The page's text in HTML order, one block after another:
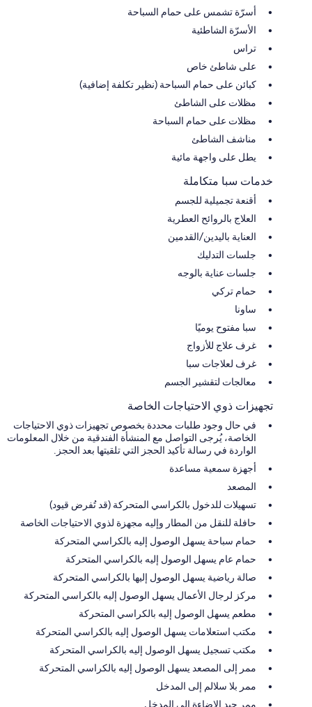
أسرّة تشمس على حمام السباحة
الأسرّة الشاطئية
تراس
على شاطئ خاص
كبائن على حمام السباحة (نظير تكلفة إضافية)
مظلات على الشاطئ
مظلات على حمام السباحة
مناشف الشاطئ
يطل على واجهة مائية
خدمات سبا متكاملة
أقنعة تجميلية للجسم
العلاج بالروائح العطرية
العناية باليدين/القدمين
جلسات التدليك
جلسات عناية بالوجه
حمام تركي
ساونا
سبا مفتوح يوميًا
غرف علاج للأزواج
غرف لعلاجات سبا
معالجات لتقشير الجسم
تجهيزات ذوي الاحتياجات الخاصة
في حال وجود طلبات محددة بخصوص تجهيزات ذوي الاحتياجات
الخاصة، يُرجى التواصل مع المنشأة الفندقية من خلال المعلومات
الواردة في رسالة تأكيد الحجز التي تلقيتها بعد الحجز.
أجهزة سمعية مساعدة
المصعد
تسهيلات للدخول بالكراسي المتحركة (قد تُفرض قيود)
حافلة للنقل من المطار وإليه مجهزة لذوي الاحتياجات الخاصة
حمام سباحة يسهل الوصول إليه بالكراسي المتحركة
حمام عام يسهل الوصول إليه بالكراسي المتحركة
صالة رياضية يسهل الوصول إليها بالكراسي المتحركة
مركز لرجال الأعمال يسهل الوصول إليه بالكراسي المتحركة
مطعم يسهل الوصول إليه بالكراسي المتحركة
مكتب استعلامات يسهل الوصول إليه بالكراسي المتحركة
مكتب تسجيل يسهل الوصول إليه بالكراسي المتحركة
ممر إلى المصعد يسهل الوصول إليه بالكراسي المتحركة
ممر بلا سلالم إلى المدخل
ممر جيد الإضاءة إلى المدخل